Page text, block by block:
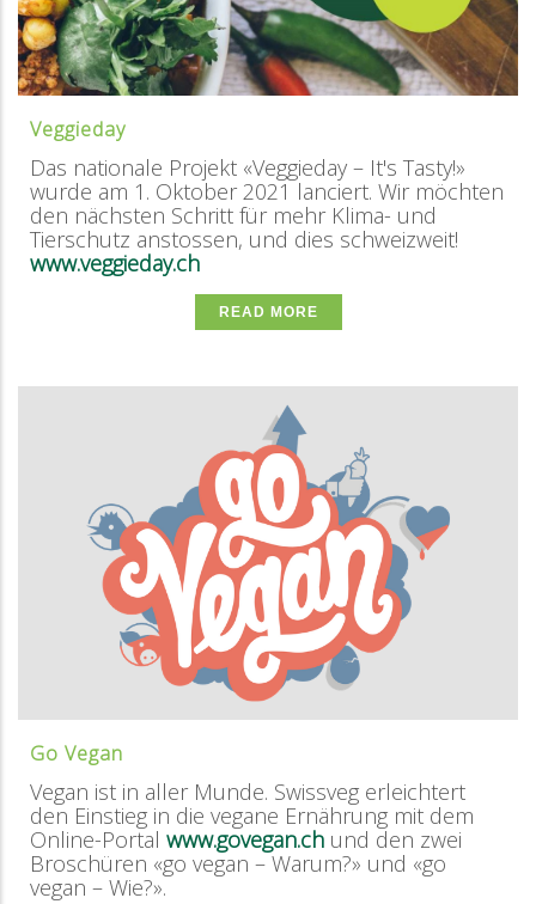
Veggieday
Das nationale Projekt «Veggieday – It's Tasty!»
wurde am 1. Oktober 2021 lanciert. Wir möchten
den nächsten Schritt für mehr Klima- und
Tierschutz anstossen, und dies schweizweit!
www.veggieday.ch
READ MORE
Go Vegan
Vegan ist in aller Munde. Swissveg erleichtert
den Einstieg in die vegane Ernährung mit dem
Online-Portal www.govegan.ch und den zwei
Broschüren «go vegan – Warum?» und «go
vegan – Wie?».